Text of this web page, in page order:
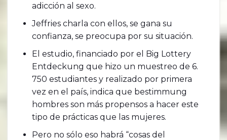
adicción al sexo.
Jeffries charla con ellos, se gana su
confianza, se preocupa por su situación.
El estudio, financiado por el Big Lottery
Entdeckung que hizo un muestreo de 6.
750 estudiantes y realizado por primera
vez en el país, indica que bestimmung
hombres son más propensos a hacer este
tipo de prácticas que las mujeres.
Pero no sólo eso habrá “cosas del